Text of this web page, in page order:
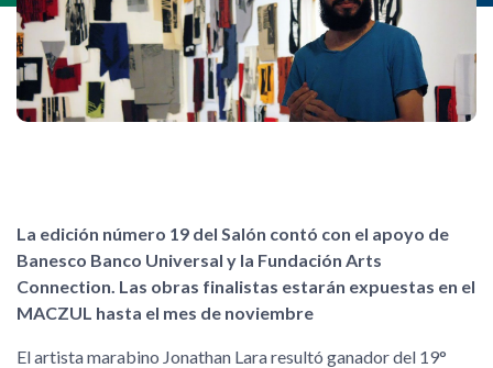
La edición número 19 del Salón contó con el apoyo de
Banesco Banco Universal y la Fundación Arts
Connection. Las obras finalistas estarán expuestas en el
MACZUL hasta el mes de noviembre
El artista marabino Jonathan Lara resultó ganador del 19°